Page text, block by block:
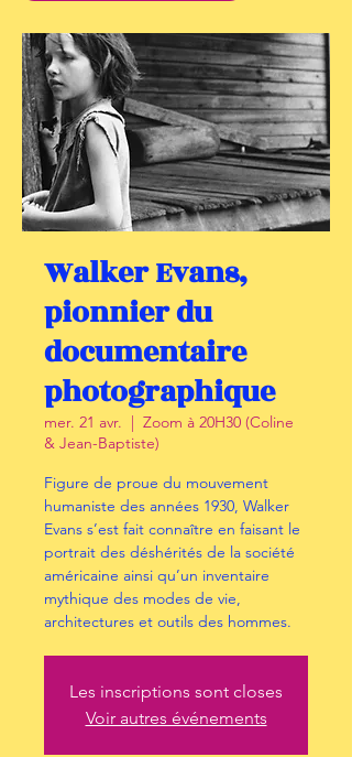
Walker Evans,
pionnier du
documentaire
photographique
mer. 21 avr.
  |
Zoom à 20H30 (Coline
& Jean-Baptiste)
Figure de proue du mouvement
humaniste des années 1930, Walker
Evans s’est fait connaître en faisant le
portrait des déshérités de la société
américaine ainsi qu’un inventaire
mythique des modes de vie,
architectures et outils des hommes.
Les inscriptions sont closes
Voir autres événements